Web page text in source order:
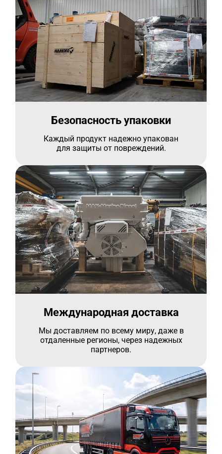
Безопасность упаковки
Каждый продукт надежно упакован
для защиты от повреждений.
Международная доставка
Мы доставляем по всему миру, даже в
отдаленные регионы, через надежных
партнеров.